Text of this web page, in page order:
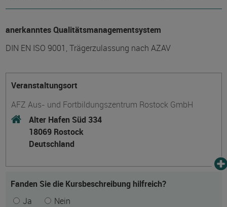
anerkanntes Qualitätsmanagementsystem
DIN EN ISO 9001, Trägerzulassung nach AZAV
Veranstaltungsort
AFZ Aus- und Fortbildungszentrum Rostock GmbH
Alter Hafen Süd 334
18069 Rostock
Deutschland
Fanden Sie die Kursbeschreibung hilfreich?
Ja
Nein